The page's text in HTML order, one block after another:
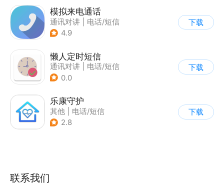
模拟来电通话
通讯对讲
电话/短信
4.9
下载
懒人定时短信
通讯对讲
电话/短信
0.0
下载
乐康守护
其他
电话/短信
| 定位追踪
2.8
下载
联系我们